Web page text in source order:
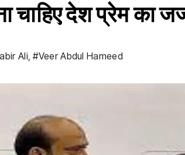
चा‍हिए देश प्रेम का
Ali,#Veer Abdul Hameed